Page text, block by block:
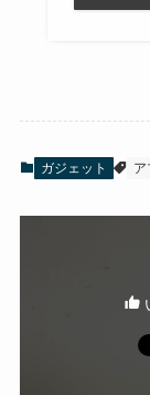
ガジェット ア